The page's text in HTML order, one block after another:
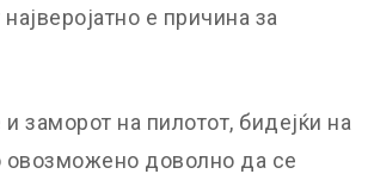
е причина за
заморот на пилотот, бидејќи на
овозможено доволно да се